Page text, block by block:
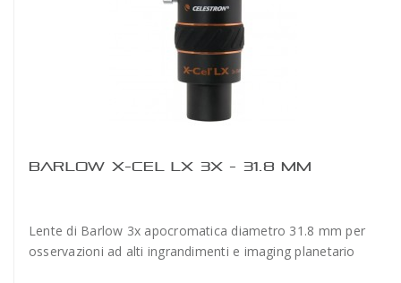
BARLOW X-CEL LX 3X - 31.8 MM
Lente di Barlow 3x apocromatica diametro 31.8 mm per
osservazioni ad alti ingrandimenti e imaging planetario